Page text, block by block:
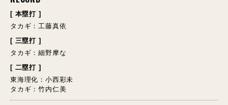
[ 本塁打 ]
タカギ：工藤真依
[ 三塁打 ]
タカギ：細野摩な
[ 二塁打 ]
東海理化：小西彩未
タカギ：竹内仁美